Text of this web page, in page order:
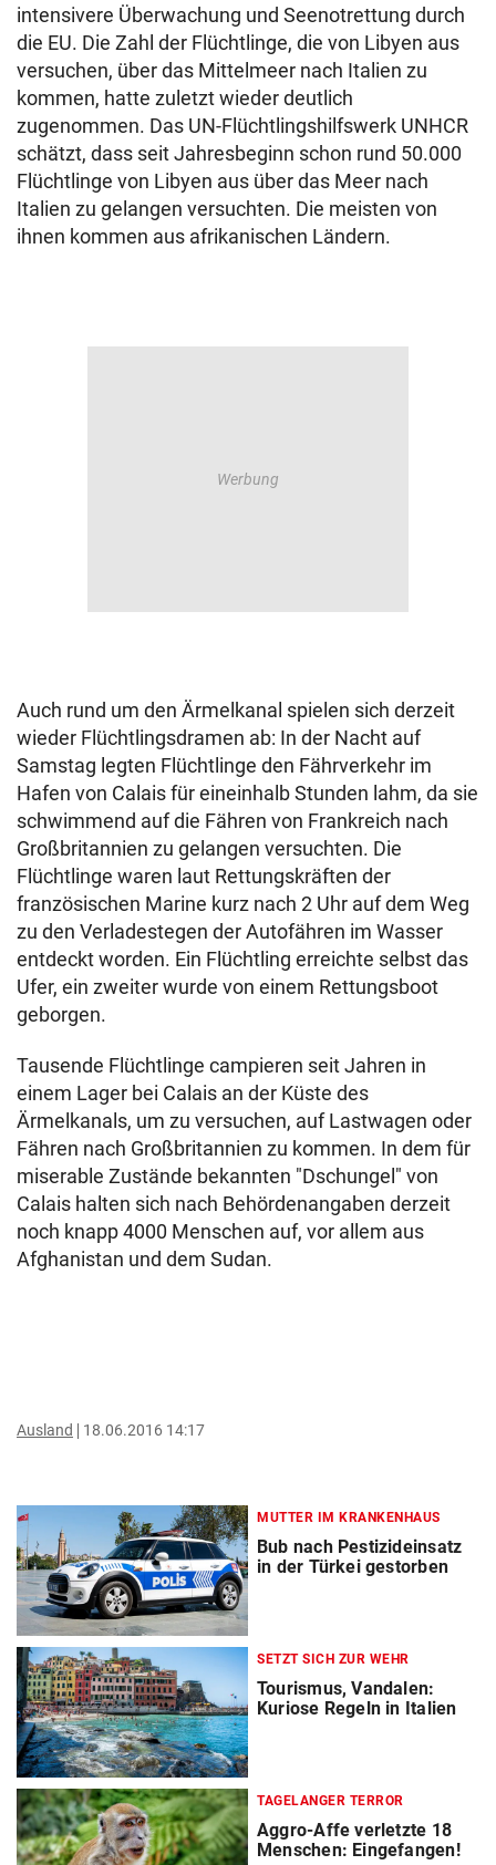
intensivere Überwachung und Seenotrettung durch
die EU. Die Zahl der Flüchtlinge, die von Libyen aus
versuchen, über das Mittelmeer nach Italien zu
kommen, hatte zuletzt wieder deutlich
zugenommen. Das UN-Flüchtlingshilfswerk UNHCR
schätzt, dass seit Jahresbeginn schon rund 50.000
Flüchtlinge von Libyen aus über das Meer nach
Italien zu gelangen versuchten. Die meisten von
ihnen kommen aus afrikanischen Ländern.
Auch rund um den Ärmelkanal spielen sich derzeit
wieder Flüchtlingsdramen ab: In der Nacht auf
Samstag legten Flüchtlinge den Fährverkehr im
Hafen von Calais für eineinhalb Stunden lahm, da sie
schwimmend auf die Fähren von Frankreich nach
Großbritannien zu gelangen versuchten. Die
Flüchtlinge waren laut Rettungskräften der
französischen Marine kurz nach 2 Uhr auf dem Weg
zu den Verladestegen der Autofähren im Wasser
entdeckt worden. Ein Flüchtling erreichte selbst das
Ufer, ein zweiter wurde von einem Rettungsboot
geborgen.
Tausende Flüchtlinge campieren seit Jahren in
einem Lager bei Calais an der Küste des
Ärmelkanals, um zu versuchen, auf Lastwagen oder
Fähren nach Großbritannien zu kommen. In dem für
miserable Zustände bekannten "Dschungel" von
Calais halten sich nach Behördenangaben derzeit
noch knapp 4000 Menschen auf, vor allem aus
Afghanistan und dem Sudan.
Ausland 18.06.2016 14:17
MUTTER IM KRANKENHAUS
Bub nach Pestizideinsatz
in der Türkei gestorben
SETZT SICH ZUR WEHR
Tourismus, Vandalen:
Kuriose Regeln in Italien
TAGELANGER TERROR
Aggro-Affe verletzte 18
Menschen: Eingefangen!